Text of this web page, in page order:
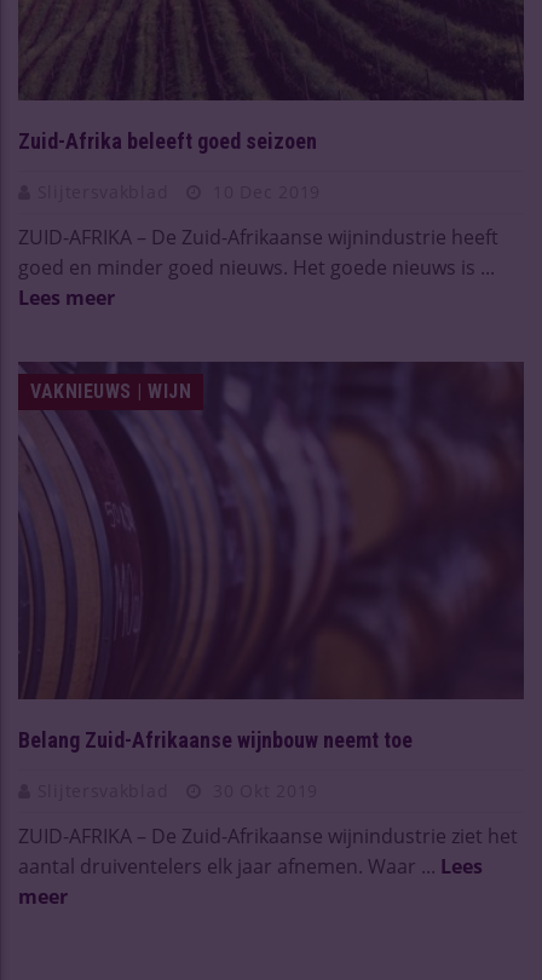
Zuid-Afrika beleeft goed seizoen
ZUID-AFRIKA – De Zuid-Afrikaanse wijnindustrie heeft
goed en minder goed nieuws. Het goede nieuws is ...
Lees meer
VAKNIEUWS | WIJN
Belang Zuid-Afrikaanse wijnbouw neemt toe
ZUID-AFRIKA – De Zuid-Afrikaanse wijnindustrie ziet het
aantal druiventelers elk jaar afnemen. Waar ... Lees
meer